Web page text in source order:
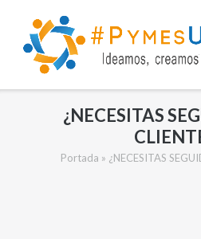
contenido
¿NECESITAS
Portada » ¿NECESITAS